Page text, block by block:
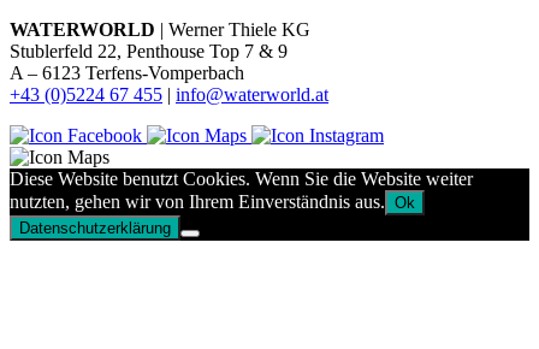
WATERWORLD | Werner Thiele KG
Stublerfeld 22, Penthouse Top 7 & 9
A – 6123 Terfens-Vomperbach
+43 (0)5224 67 455 | info@waterworld.at
Diese Website benutzt Cookies. Wenn Sie die Website weiter
nutzten, gehen wir von Ihrem Einverständnis aus. Ok
Datenschutzerklärung